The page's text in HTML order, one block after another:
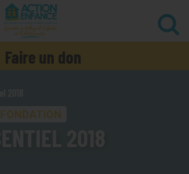
Faire un don
FONDATION